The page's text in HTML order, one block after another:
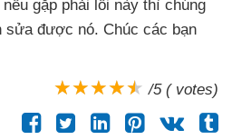
nếu gặp phải lỗi này thì chúng
sửa được nó. Chúc các bạn
/5 ( votes)